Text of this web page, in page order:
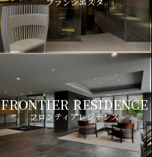
FRONTIER RESIDENCE
フロンティアレジデンス